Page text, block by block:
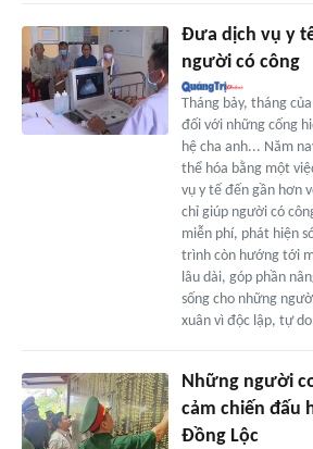
Đưa dịch vụ y
người có công
Tháng bảy, tháng
đối với những cống
hệ cha anh... Năm
thể hóa bằng một
vụ y tế đến gần hơn
chỉ giúp người có
miễn phí, phát hiện
trình còn hướng tới
lâu dài, góp phần
sống cho những
xuân vì độc lập, tự do
Những người
cảm chiến đấu
Đồng Lộc